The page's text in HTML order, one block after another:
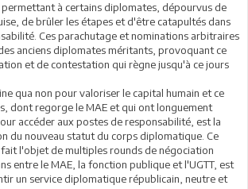
permettant à certains diplomates, dépourvus de
de brûler les étapes et d'être catapultés dans
Ces parachutage et nominations arbitraires
anciens diplomates méritants, provoquant ce
et de contestation qui règne jusqu'à ce jours
qua non pour valoriser le capital humain et ce
dont regorge le MAE et qui ont longuement
accéder aux postes de responsabilité, est la
du nouveau statut du corps diplomatique. Ce
l'objet de multiples rounds de négociation
entre le MAE, la fonction publique et l'UGTT, est
un service diplomatique républicain, neutre et